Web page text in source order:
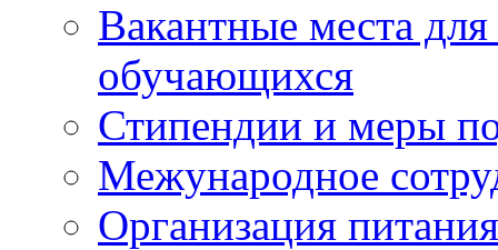
Вакантные места
обучающихся
Стипендии и меры
Межународное
Организация